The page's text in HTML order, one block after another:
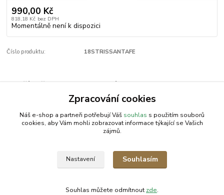
990,00 Kč
818,18 Kč bez DPH
Momentálně není k dispozici
Číslo produktu: 18STRISSANTAFE
Zboží zařazeno v kategoriích
Příslušenství | VeGAZpracování cookies
Náš e-shop a partneři potřebují Váš souhlas s použitím souborů
cookies, aby Vám mohli zobrazovat informace týkající se Vašich
zájmů.
Nastavení Souhlasím
Souhlas můžete odmítnout zde.